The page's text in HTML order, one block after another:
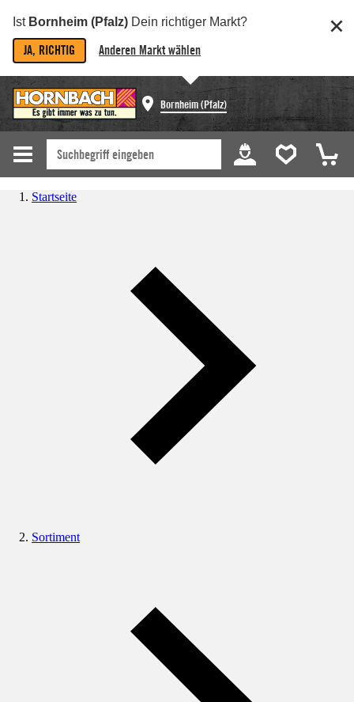
Ist Bornheim (Pfalz) Dein richtiger Markt?
JA, RICHTIG Anderen Markt wählen
Bornheim (Pfalz)
Startseite
Sortiment